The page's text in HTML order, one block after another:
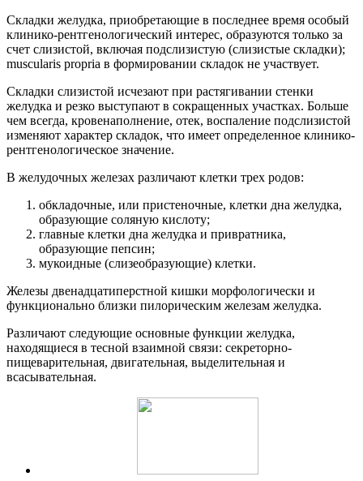
Складки желудка, приобретающие в последнее время особый
клинико-рентгенологический интерес, образуются только за
счет слизистой, включая подслизистую (слизистые складки);
muscularis propria в формировании складок не участвует.
Складки слизистой исчезают при растягивании стенки
желудка и резко выступают в сокращенных участках. Больше
чем всегда, кровенаполнение, отек, воспаление подслизистой
изменяют характер складок, что имеет определенное клинико-
рентгенологическое значение.
В желудочных железах различают клетки трех родов:
обкладочные, или пристеночные, клетки дна желудка,
образующие соляную кислоту;
главные клетки дна желудка и привратника,
образующие пепсин;
мукоидные (слизеобразующие) клетки.
Железы двенадцатиперстной кишки морфологически и
функционально близки пилорическим железам желудка.
Различают следующие основные функции желудка,
находящиеся в тесной взаимной связи: секреторно-
пищеварительная, двигательная, выделительная и
всасывательная.